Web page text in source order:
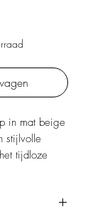
in mat beige
stijlvolle
tijdloze
Mooi